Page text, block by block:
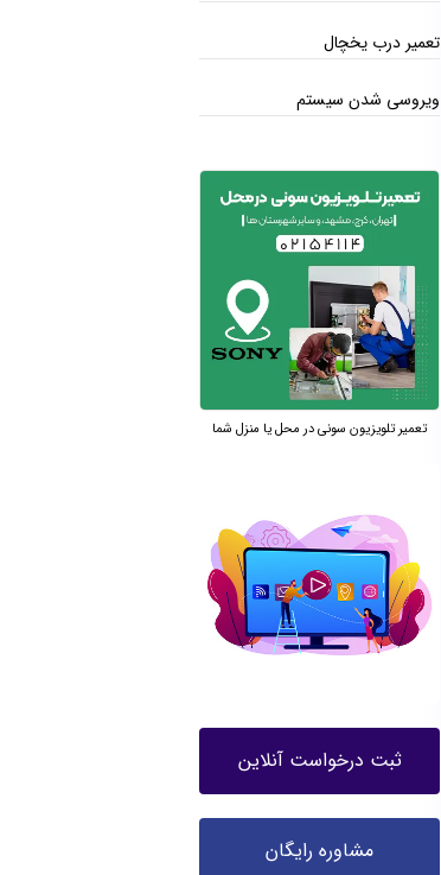
تعمیر درب یخچال
ویروسی شدن سیستم
تعمیر تلویزیون سونی در محل یا منزل شما
ثبت درخواست آنلاین
مشاوره رایگان